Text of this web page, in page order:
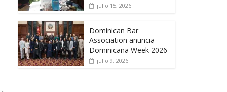
julio 15, 2026
Dominican Bar
Association anuncia
Dominicana Week 2026
julio 9, 2026